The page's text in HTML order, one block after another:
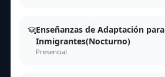
Enseñanzas de Adaptación para
Inmigrantes(Nocturno)
Presencial